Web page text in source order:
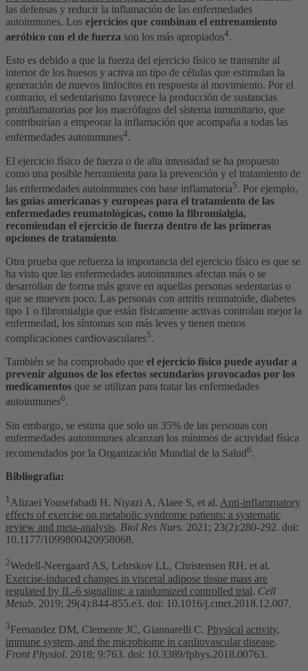
las defensas y reducir la inflamación de las enfermedades
autoinmunes. Los ejercicios que combinan el entrenamiento
aeróbico con el de fuerza son los más apropiados4.
Esto es debido a que la fuerza del ejercicio físico se transmite al
interior de los huesos y activa un tipo de células que estimulan la
generación de nuevos linfocitos en respuesta al movimiento. Por el
contrario, el sedentarismo favorece la producción de sustancias
proinflamatorias por los macrófagos del sistema inmunitario, que
contribuirían a empeorar la inflamación que acompaña a todas las
enfermedades autoinmunes4.
El ejercicio físico de fuerza o de alta intensidad se ha propuesto
como una posible herramienta para la prevención y el tratamiento de
las enfermedades autoinmunes con base inflamatoria5. Por ejemplo,
las guías americanas y europeas para el tratamiento de las
enfermedades reumatológicas, como la fibromialgia,
recomiendan el ejercicio de fuerza dentro de las primeras
opciones de tratamiento.
Otra prueba que refuerza la importancia del ejercicio físico es que se
ha visto que las enfermedades autoinmunes afectan más o se
desarrollan de forma más grave en aquellas personas sedentarias o
que se mueven poco. Las personas con artritis reumatoide, diabetes
tipo 1 o fibromialgia que están físicamente activas controlan mejor la
enfermedad, los síntomas son más leves y tienen menos
complicaciones cardiovasculares5.
También se ha comprobado que el ejercicio físico puede ayudar a
prevenir algunos de los efectos secundarios provocados por los
medicamentos que se utilizan para tratar las enfermedades
autoinmunes6.
Sin embargo, se estima que solo un 35% de las personas con
enfermedades autoinmunes alcanzan los mínimos de actividad física
recomendados por la Organización Mundial de la Salud6.
Bibliografía:
1Alizaei Yousefabadi H, Niyazi A, Alaee S, et al. Anti-inflammatory
effects of exercise on metabolic syndrome patients: a systematic
review and meta-analysis. Biol Res Nurs. 2021; 23(2):280-292. doi:
10.1177/1099800420958068.
2Wedell-Neergaard AS, Lehrskov LL, Christensen RH, et al.
Exercise-induced changes in visceral adipose tissue mass are
regulated by IL-6 signaling: a randomized controlled trial. Cell
Metab. 2019; 29(4):844-855.e3. doi: 10.1016/j.cmet.2018.12.007.
3Fernandez DM, Clemente JC, Giannarelli C. Physical activity,
immune system, and the microbiome in cardiovascular disease.
Front Physiol. 2018; 9:763. doi: 10.3389/fphys.2018.00763.